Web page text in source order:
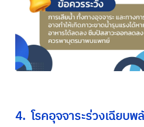
4. โรคอุจจาระร่วงเฉียบพ